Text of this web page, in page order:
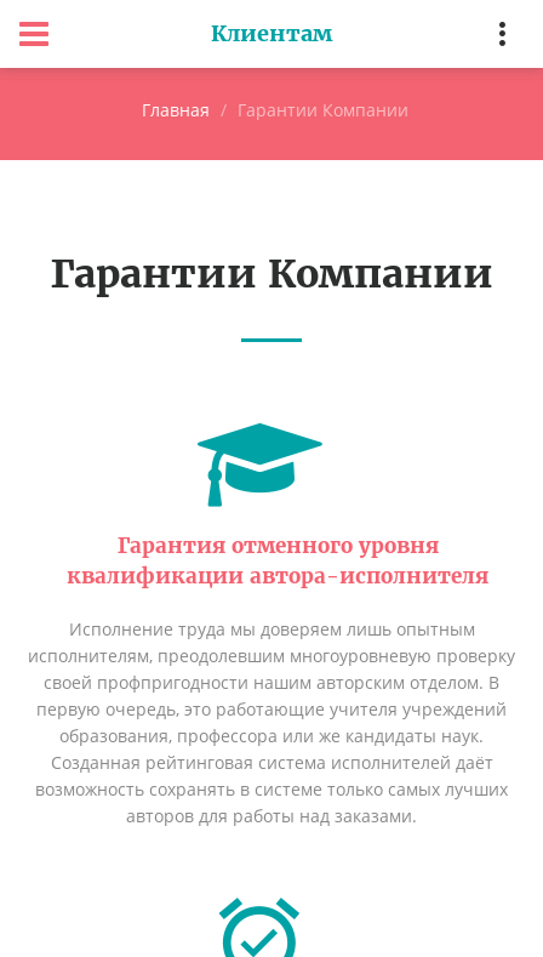
Клиентам
Главная Гарантии Компании
Гарантии Компании
Гарантия отменного уровня
квалификации автора-исполнителя
Исполнение труда мы доверяем лишь опытным
исполнителям, преодолевшим многоуровневую проверку
своей профпригодности нашим авторским отделом. В
первую очередь, это работающие учителя учреждений
образования, профессора или же кандидаты наук.
Созданная рейтинговая система исполнителей даёт
возможность сохранять в системе только самых лучших
авторов для работы над заказами.